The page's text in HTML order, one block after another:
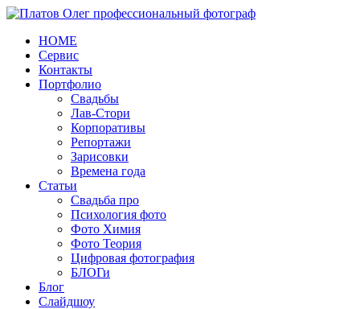
HOME
Сервис
Контакты
Портфолио
Свадьбы
Лав-Стори
Корпоративы
Репортажи
Зарисовки
Времена года
Статьи
Свадьба про
Психология фото
Фото Химия
Фото Теория
Цифровая фотография
БЛОГи
Блог
Слайдшоу